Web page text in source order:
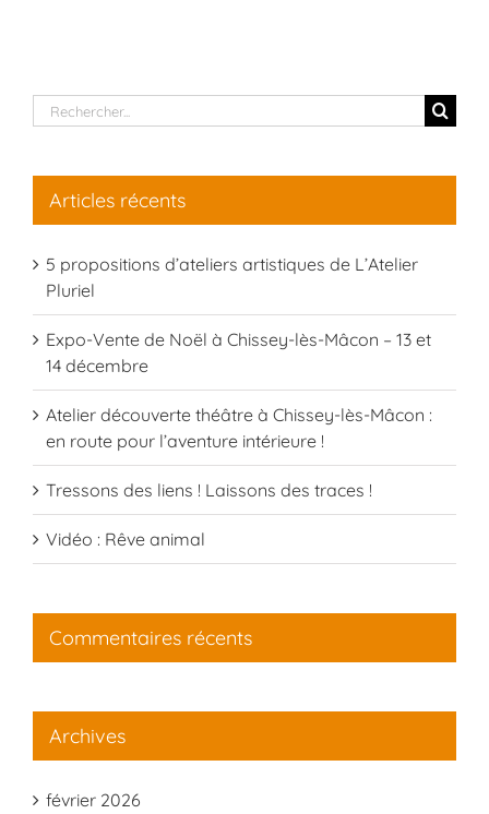
Rechercher:
Articles récents
5 propositions d’ateliers artistiques de L’Atelier
Pluriel
Expo-Vente de Noël à Chissey-lès-Mâcon – 13 et
14 décembre
Atelier découverte théâtre à Chissey-lès-Mâcon :
en route pour l’aventure intérieure !
Tressons des liens ! Laissons des traces !
Vidéo : Rêve animal
Commentaires récents
Archives
février 2026